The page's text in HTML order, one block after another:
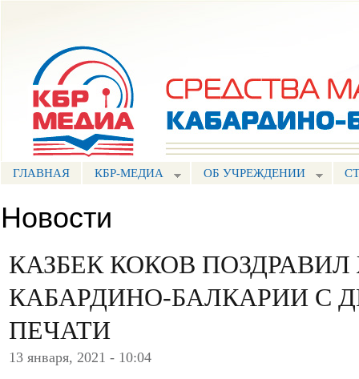
ГЛАВНАЯ КБР-МЕДИА ОБ УЧРЕЖДЕНИИ
Новости
КАЗБЕК КОКОВ
КАБАРДИНО-БАЛКАРИИ С
ПЕЧАТИ
13 января, 2021 - 10:04